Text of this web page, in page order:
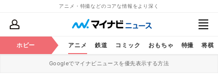
アニメ・特撮などのコアな情報をより深く
ホビー アニメ 鉄道 コミック おもちゃ 特撮 将棋
Googleでマイナビニュースを優先表示する方法